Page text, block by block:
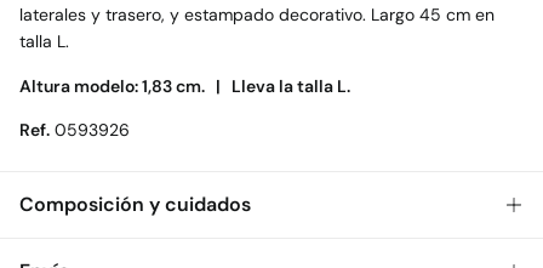
laterales y trasero, y estampado decorativo. Largo 45 cm en
talla L.
Altura modelo: 1,83 cm. | Lleva la talla L.
Ref. 0593926
Composición y cuidados
Composición